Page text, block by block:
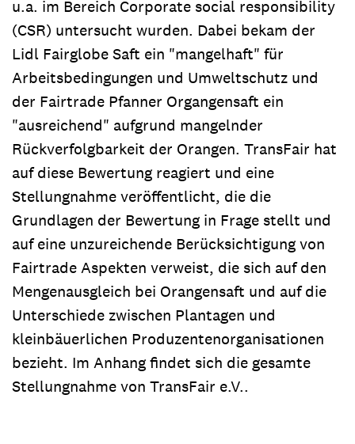
u.a. im Bereich Corporate social responsibility
(CSR) untersucht wurden. Dabei bekam der
Lidl Fairglobe Saft ein "mangelhaft" für
Arbeits­bedingungen und Umwelt­schutz und
der Fairtrade Pfanner Organgensaft ein
"ausreichend" aufgrund mangelnder
Rückverfolgbarkeit der Orangen. TransFair hat
auf diese Bewertung reagiert und eine
Stellungnahme veröffentlicht, die die
Grundlagen der Bewertung in Frage stellt und
auf eine unzureichende Berücksichtigung von
Fairtrade Aspekten verweist, die sich auf den
Mengenausgleich bei Orangensaft und auf die
Unterschiede zwischen Plantagen und
kleinbäuerlichen Produzentenorganisationen
bezieht. Im Anhang findet sich die gesamte
Stellungnahme von TransFair e.V..